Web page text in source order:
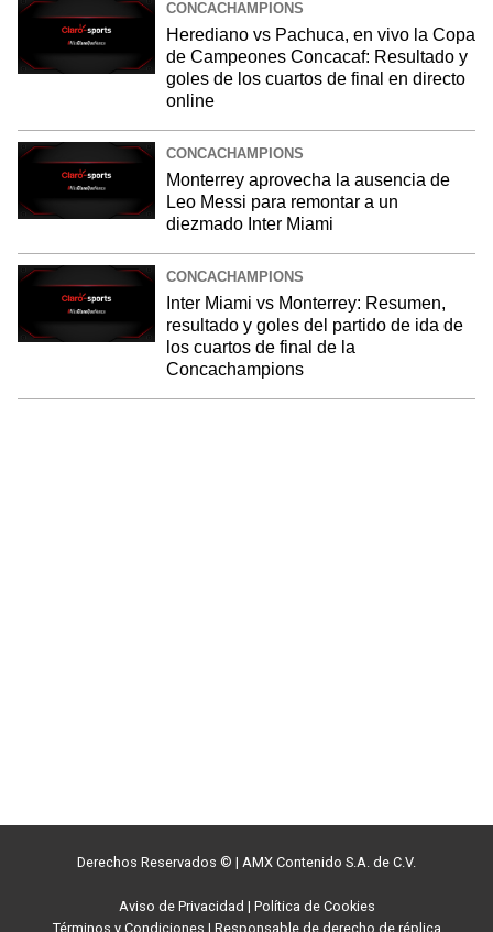
CONCACHAMPIONS
Herediano vs Pachuca, en vivo la Copa
de Campeones Concacaf: Resultado y
goles de los cuartos de final en directo
online
CONCACHAMPIONS
Monterrey aprovecha la ausencia de
Leo Messi para remontar a un
diezmado Inter Miami
CONCACHAMPIONS
Inter Miami vs Monterrey: Resumen,
resultado y goles del partido de ida de
los cuartos de final de la
Concachampions
Derechos Reservados © | AMX Contenido S.A. de C.V.
Aviso de Privacidad | Política de Cookies
Términos y Condiciones | Responsable de derecho de réplica